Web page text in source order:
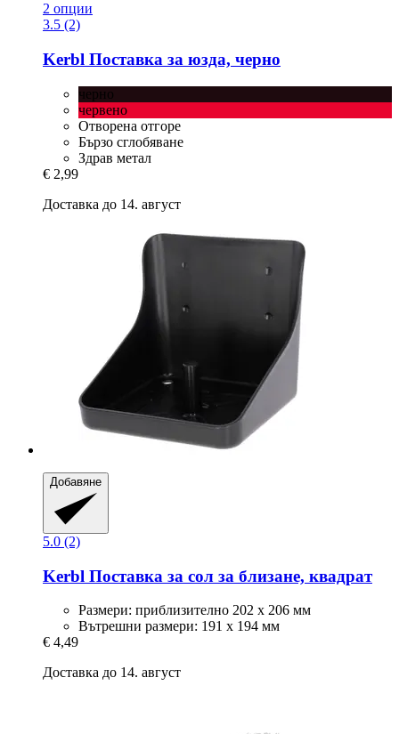
2 опции
3.5 (2)
Kerbl Поставка за юзда, черно
черно
червено
Отворена отгоре
Бързо сглобяване
Здрав метал
€ 2,99
Доставка до 14. август
Добавяне
5.0 (2)
Kerbl Поставка за сол за близане, квадрат
Размери: приблизително 202 x 206 мм
Вътрешни размери: 191 х 194 мм
€ 4,49
Доставка до 14. август